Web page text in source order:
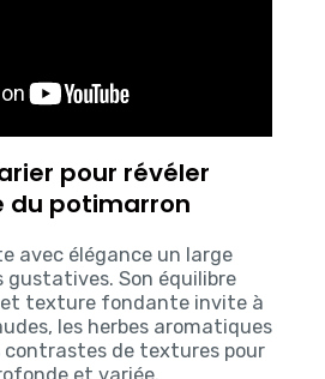
pour révéler
du potimarron
avec élégance un large
gustatives. Son équilibre
et texture fondante invite à
les herbes aromatiques
contrastes de textures pour
et variée.